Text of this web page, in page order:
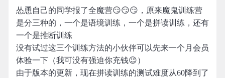
怂恿自己的同学报了全魔营😏😏😏，原来魔鬼训练营
是分三种的，一个是语境训练，一个是拼读训练，还有
一个是推断训练
没有试过这三个训练方法的小伙伴可以先来一个月会员
体验一下（我可没有强迫你充钱😉）
由于版本的更新，现在拼读训练的测试难度从60降到了